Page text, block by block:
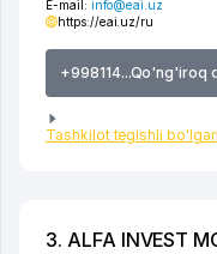
E-mail: info@eai.uz
https://eai.uz/ru
+998114...Qo'ng'iroq
Tashkilot tegishli
3. ALFA INVEST